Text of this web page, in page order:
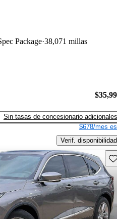
Package 38,071 millas
Sin tasas de concesionario adicionales
$678/mes
Verif. disponibilidad